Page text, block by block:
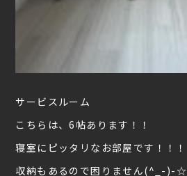
サービスルーム
こちらは、6帖あります！！
寝室にピッタリなお部屋です！！！
収納もあるので困りません(^_-)-☆